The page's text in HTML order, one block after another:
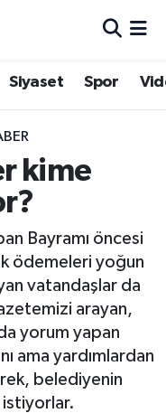
Siyaset Spor
kime
Bayramı öncesi
ödemeleri yoğun
vatandaşlar da
arayan,
yorum yapan
ama yardımlardan
belediyenin
istiyorlar.